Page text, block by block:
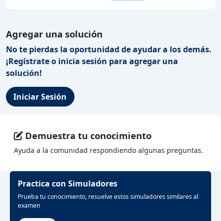
Agregar una solución
No te pierdas la oportunidad de ayudar a los demás.
¡Regístrate o inicia sesión para agregar una
solución!
Iniciar Sesión
Demuestra tu conocimiento
Ayuda a la comunidad respondiendo algunas preguntas.
Practica con Simuladores
Prueba tu conocimiento, resuelve estos simuladores similares al
examen